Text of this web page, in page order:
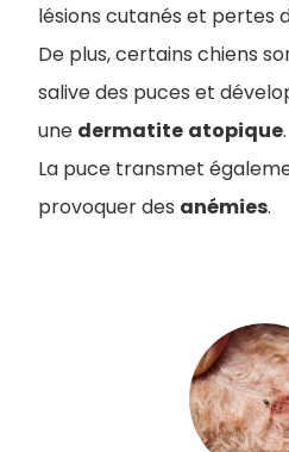
lésions cutanés et pertes
De plus, certains chiens
salive des puces et
une dermatite atopique.
La puce transmet
provoquer des anémies.